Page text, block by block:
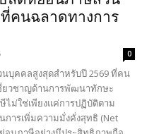
คนฉลาดทางการ
0
บุคคลสูงสุดสำหรับปี 2569 ที่คน
ชี่ยวชาญด้านการพัฒนาทักษะ
ไม่ใช่เพียงแค่การปฏิบัติตาม
ารเพิ่มความมั่งคั่งสุทธิ (Net